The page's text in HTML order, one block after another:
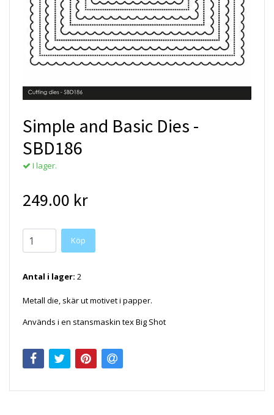
Simple and Basic Dies -
SBD186
I lager.
249.00 kr
Antal i lager: 2
Metall die, skär ut motivet i papper.
Används i en stansmaskin tex Big Shot